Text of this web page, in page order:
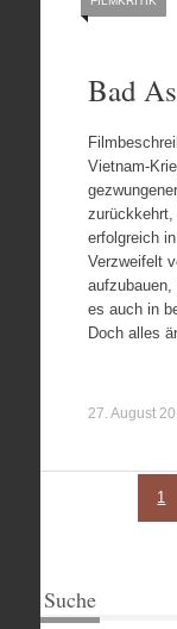
Bad
Vietnam-
erfolgreich
Verzweifelt
aufzubauen,
es auch in
Doch alles
27. August
1
Suche